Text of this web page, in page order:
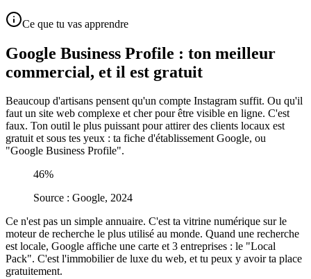
Ce que tu vas apprendre
Google Business Profile : ton meilleur
commercial, et il est gratuit
Beaucoup d'artisans pensent qu'un compte Instagram suffit. Ou qu'il
faut un site web complexe et cher pour être visible en ligne. C'est
faux. Ton outil le plus puissant pour attirer des clients locaux est
gratuit et sous tes yeux : ta fiche d'établissement Google, ou
"Google Business Profile".
46%
Source : Google, 2024
Ce n'est pas un simple annuaire. C'est ta vitrine numérique sur le
moteur de recherche le plus utilisé au monde. Quand une recherche
est locale, Google affiche une carte et 3 entreprises : le "Local
Pack". C'est l'immobilier de luxe du web, et tu peux y avoir ta place
gratuitement.